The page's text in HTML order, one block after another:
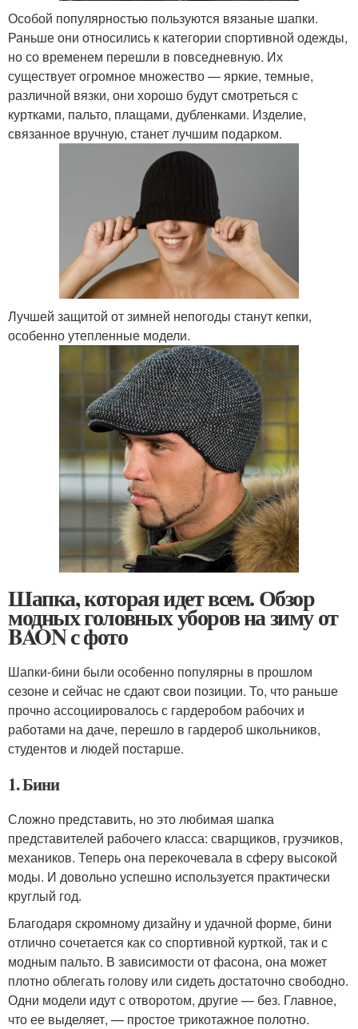
Особой популярностью пользуются вязаные шапки.
Раньше они относились к категории спортивной одежды,
но со временем перешли в повседневную. Их
существует огромное множество — яркие, темные,
различной вязки, они хорошо будут смотреться с
куртками, пальто, плащами, дубленками. Изделие,
связанное вручную, станет лучшим подарком.
Лучшей защитой от зимней непогоды станут кепки,
особенно утепленные модели.
Шапка, которая идет всем. Обзор
модных головных уборов на зиму от
BAON с фото
Шапки-бини были особенно популярны в прошлом
сезоне и сейчас не сдают свои позиции. То, что раньше
прочно ассоциировалось с гардеробом рабочих и
работами на даче, перешло в гардероб школьников,
студентов и людей постарше.
1. Бини
Сложно представить, но это любимая шапка
представителей рабочего класса: сварщиков, грузчиков,
механиков. Теперь она перекочевала в сферу высокой
моды. И довольно успешно используется практически
круглый год.
Благодаря скромному дизайну и удачной форме, бини
отлично сочетается как со спортивной курткой, так и с
модным пальто. В зависимости от фасона, она может
плотно облегать голову или сидеть достаточно свободно.
Одни модели идут с отворотом, другие — без. Главное,
что ее выделяет, — простое трикотажное полотно.